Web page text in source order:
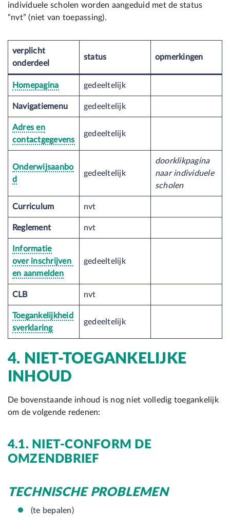
individuele scholen worden aangeduid met de status
“nvt” (niet van toepassing).
verplicht
onderdeel
status opmerkingen
Homepagina gedeeltelijk
Navigatiemenu gedeeltelijk
Adres en
contactgegevens
gedeeltelijk
Onderwijsaanbo
d
gedeeltelijk
doorklikpagina
naar individuele
scholen
Curriculum nvt
Reglement nvt
Informatie
over inschrijven
en aanmelden
gedeeltelijk
CLB nvt
Toegankelijkheid
sverklaring
gedeeltelijk
4. NIET-TOEGANKELIJKE
INHOUD
De bovenstaande inhoud is nog niet volledig toegankelijk
om de volgende redenen:
4.1. NIET-CONFORM DE
OMZENDBRIEF
TECHNISCHE PROBLEMEN
(te bepalen)